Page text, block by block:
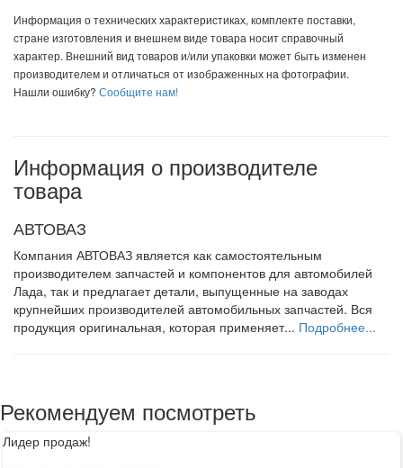
Информация о технических характеристиках, комплекте поставки,
стране изготовления и внешнем виде товара носит справочный
характер. Внешний вид товаров и/или упаковки может быть изменен
производителем и отличаться от изображенных на фотографии.
Нашли ошибку? Сообщите нам!
Информация о производителе
товара
АВТОВАЗ
Компания АВТОВАЗ является как самостоятельным
производителем запчастей и компонентов для автомобилей
Лада, так и предлагает детали, выпущенные на заводах
крупнейших производителей автомобильных запчастей. Вся
продукция оригинальная, которая применяет... Подробнее...
Рекомендуем посмотреть
Лидер продаж!